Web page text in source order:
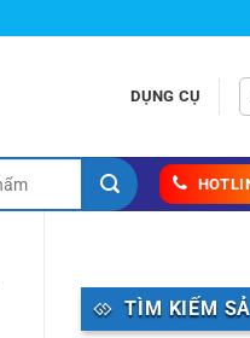
DỤNG CỤ
TÌM KIẾM